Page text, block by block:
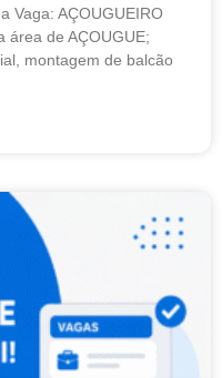
Vaga: AÇOUGUEIRO
área de AÇOUGUE;
montagem de balcão